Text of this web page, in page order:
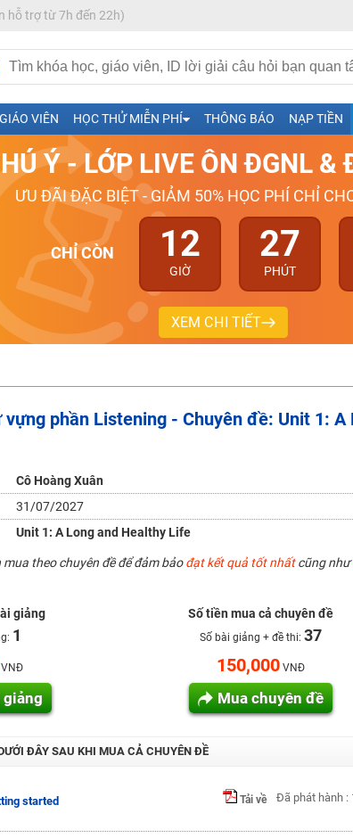
hỗ trợ từ 7h đến 22h)
GIÁO VIÊN HỌC THỬ MIỄN PHÍ THÔNG BÁO NẠP TIỀN
Ý - LỚP LIVE ÔN ĐGNL &
ƯU ĐÃI ĐẶC BIỆT - GIẢM 50% HỌC PHÍ CHỈ
CHỈ CÒN 12
GIỜ
27
PHÚT
XEM CHI TIẾT
Anh- Sinh-Sử-Địa cùng Thầy Cô giỏi, nổi tiếng
2026-2027
- ĐH ít nhất 25 điểm
Tuyensinh247 (Từ 16-18/07/2025)
năm 2018
giáo viên giỏi và nổi tiếng
vựng phần Listening - Chuyên đề: Unit 1: A
Cô Hoàng Xuân
31/07/2027
Unit 1: A Long and Healthy Life
mua theo chuyên đề để đảm bảođạt kết quả tốt nhấtcũng như
giảng
1
giảng
Số tiền mua cả chuyên đề
Số bài giảng + đề thi: 37
150,000 VNĐ
Mua chuyên đề
ĐÂY SAU KHI MUA CẢ CHUYÊN ĐỀ
started Tải về Đã phát hành :